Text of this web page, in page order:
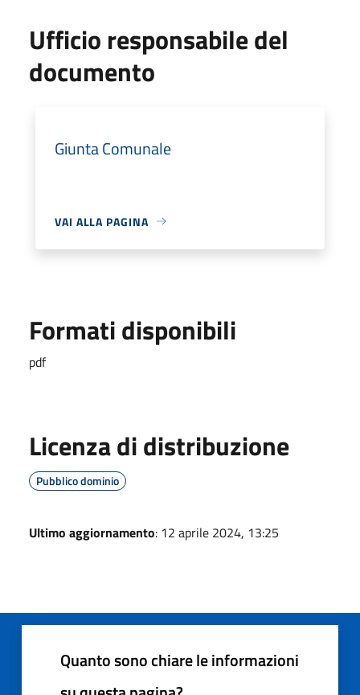
Ufficio responsabile del
documento
Giunta Comunale
VAI ALLA PAGINA
Formati disponibili
pdf
Licenza di distribuzione
Pubblico dominio
Ultimo aggiornamento: 12 aprile 2024, 13:25
Quanto sono chiare le informazioni